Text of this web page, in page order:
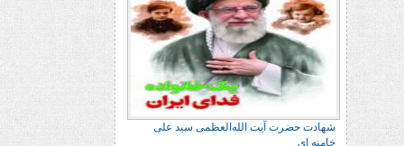
شهادت حضرت آیت
خامنه ای
شهادت حضرت آیت الله‌العظمی سید علی
خامنه ای